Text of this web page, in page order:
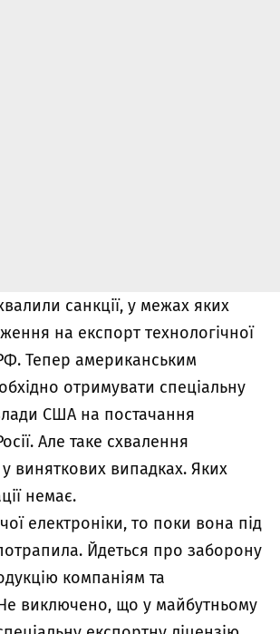
санкції, у межах яких
на експорт технологічної
Тепер американським
отримувати спеціальну
США на постачання
Але таке схвалення
виняткових випадках. Яких
немає.
електроніки, то поки вона під
Йдеться про заборону
компаніям та
виключено, що у майбутньому